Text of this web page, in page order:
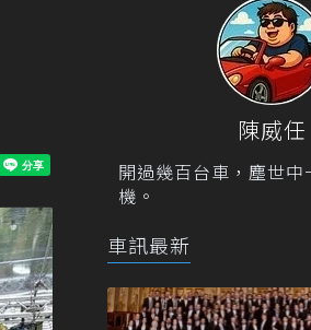
陳威任
開過幾百台車，塵世中
機。
車訊最新